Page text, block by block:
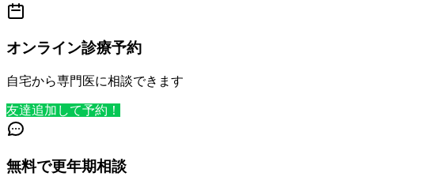
オンライン診療予約
自宅から専門医に相談できます
友達追加して予約！
無料で更年期相談